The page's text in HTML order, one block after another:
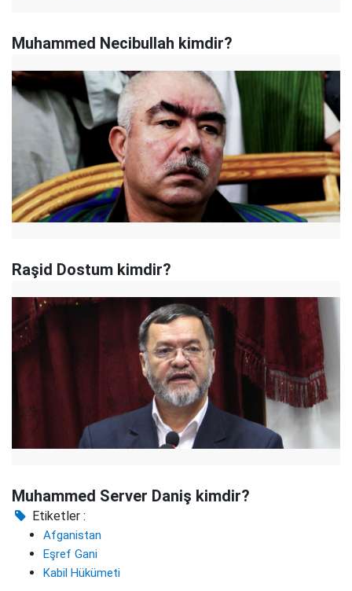
Muhammed Necibullah kimdir?
Raşid Dostum kimdir?
Muhammed Server Daniş kimdir?
Etiketler :
Afganistan
Eşref Gani
Kabil Hükümeti